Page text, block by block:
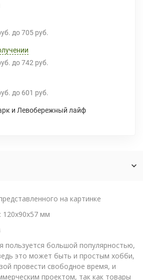
до 705 руб.
до 742 руб.
до 601 руб.
и Левобережный лайф
на картинке
120х90х57 мм
пользуется большой популярностью,
это может быть и простым хобби,
провести свободное время, и
проектом, так как товары